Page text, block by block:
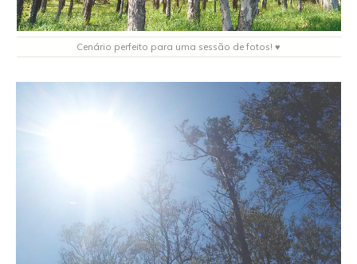
Cenário perfeito para uma sessão de fotos! ♥